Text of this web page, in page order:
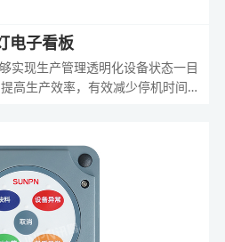
电子看板
实现生产管理透明化设备状态一目
高生产效率，有效减少停机时间，